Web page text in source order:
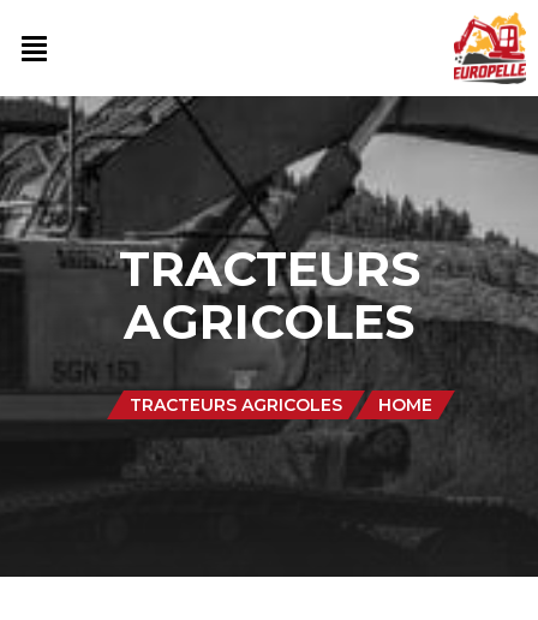
TRACTEURS
AGRICOLES
HOME
TRACTEURS AGRICOLES